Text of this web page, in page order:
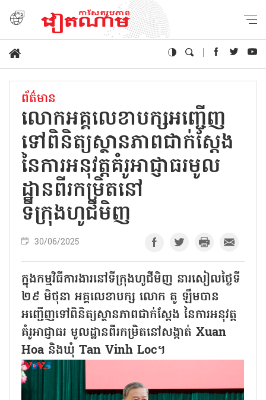
ព័ត៌មាន
លោកអគ្គលេខាបក្សអញ្ជើញ
ទៅពិនិត្យស្ថានភាពជាក់ស្តែង
នៃការអនុវត្តគំរូអាជ្ញាធរមូល
ដ្ឋានពីរកម្រិតនៅ
ទីក្រុងហូជីមិញ
30/06/2025
ក្នុងកម្មវិធីការងារនៅទីក្រុងហូជីមិញ នារសៀលថ្ងៃទី
២៩ មិថុនា អគ្គលេខាបក្ស លោក តូ ឡឹមបាន
អញ្ជើញទៅពិនិត្យស្ថានភាពជាក់ស្តែង នៃការអនុវត្ត
គំរូអាជ្ញាធរ មូលដ្ឋានពីរកម្រិតនៅសង្កាត់ Xuan
Hoa និងឃុំ Tan Vinh Loc។